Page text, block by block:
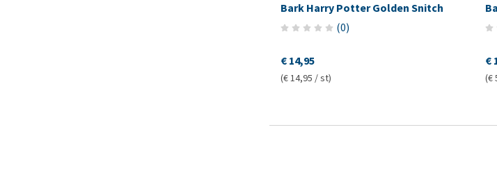
Bark Harry Potter Golden Snitch
(0)
€ 14,95
(€ 14,95 / st)
€
(€